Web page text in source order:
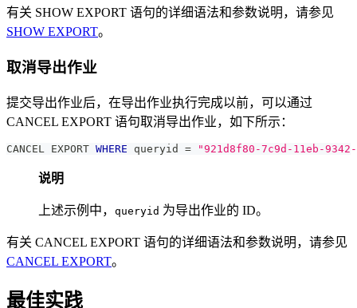
有关 SHOW EXPORT 语句的详细语法和参数说明，请参见
SHOW EXPORT。
取消导出作业
提交导出作业后，在导出作业执行完成以前，可以通过
CANCEL EXPORT 语句取消导出作业，如下所示：
CANCEL EXPORT WHERE queryid = "921d8f80-7c9d-11eb-
说明
上述示例中， queryid 为导出作业的 ID。
有关 CANCEL EXPORT 语句的详细语法和参数说明，请参见
CANCEL EXPORT。
最佳实践